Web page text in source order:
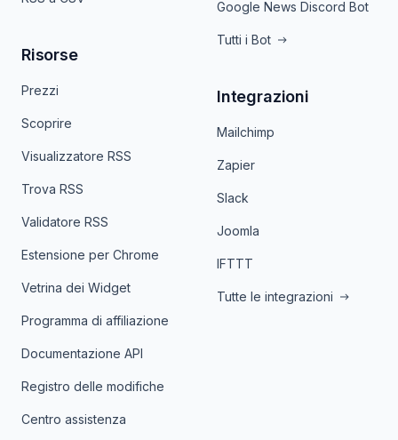
Risorse
Prezzi
Scoprire
Visualizzatore RSS
Trova RSS
Validatore RSS
Estensione per Chrome
Vetrina dei Widget
Programma di affiliazione
Documentazione API
Registro delle modifiche
Centro assistenza
Google News Discord Bot
Tutti i Bot
Integrazioni
Mailchimp
Zapier
Slack
Joomla
IFTTT
Tutte le integrazioni